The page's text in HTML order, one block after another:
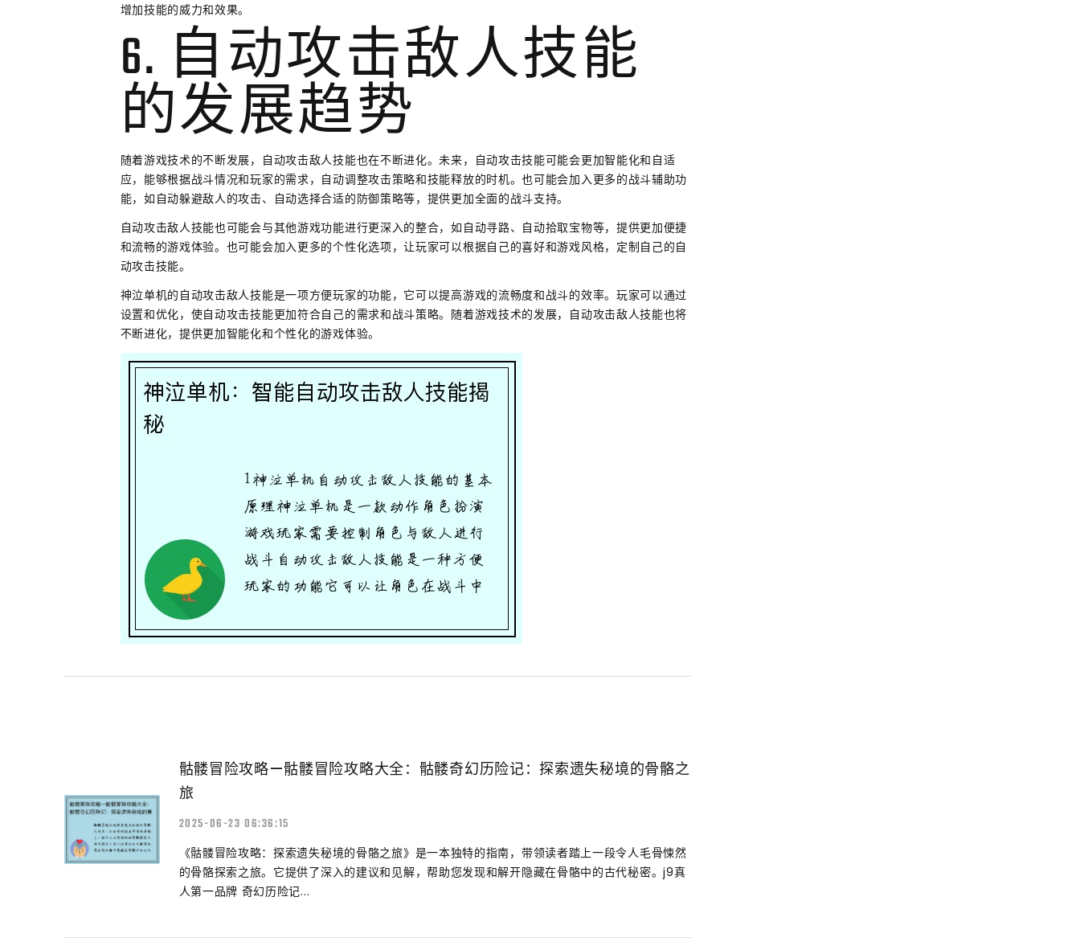
增加技能的威力和效果。
6. 自动攻击敌人技能
的发展趋势
随着游戏技术的不断发展，自动攻击敌人技能也在不断进化。未来，自动攻击技能可能会更加智能化和自适
应，能够根据战斗情况和玩家的需求，自动调整攻击策略和技能释放的时机。也可能会加入更多的战斗辅助功
能，如自动躲避敌人的攻击、自动选择合适的防御策略等，提供更加全面的战斗支持。
自动攻击敌人技能也可能会与其他游戏功能进行更深入的整合，如自动寻路、自动拾取宝物等，提供更加便捷
和流畅的游戏体验。也可能会加入更多的个性化选项，让玩家可以根据自己的喜好和游戏风格，定制自己的自
动攻击技能。
神泣单机的自动攻击敌人技能是一项方便玩家的功能，它可以提高游戏的流畅度和战斗的效率。玩家可以通过
设置和优化，使自动攻击技能更加符合自己的需求和战斗策略。随着游戏技术的发展，自动攻击敌人技能也将
不断进化，提供更加智能化和个性化的游戏体验。
骷髅冒险攻略—骷髅冒险攻略大全：骷髅奇幻历险记：探索遗失秘境的骨骼之
旅
2025-06-23 06:36:15
《骷髅冒险攻略：探索遗失秘境的骨骼之旅》是一本独特的指南，带领读者踏上一段令人毛骨悚然
的骨骼探索之旅。它提供了深入的建议和见解，帮助您发现和解开隐藏在骨骼中的古代秘密。j9真
人第一品牌 奇幻历险记...